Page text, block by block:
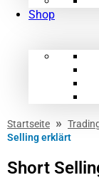
Shop
Startseite »
Selling erklärt
Short